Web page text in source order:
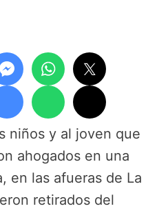
niños y al joven que
ahogados en una
en las afueras de La
retirados del